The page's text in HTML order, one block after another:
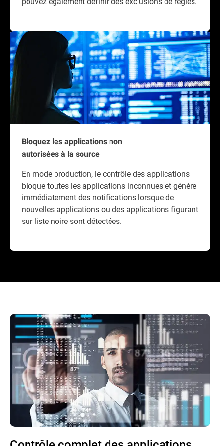
Bloquez les applications non
autorisées à la source
En mode production, le contrôle des applications
bloque toutes les applications inconnues et génère
immédiatement des notifications lorsque de
nouvelles applications ou des applications figurant
sur liste noire sont détectées.